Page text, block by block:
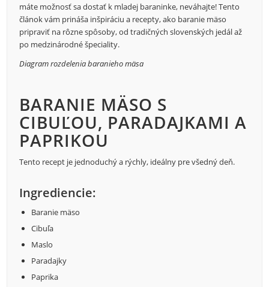
máte možnosť sa dostať k mladej baraninke, neváhajte! Tento
článok vám prináša inšpiráciu a recepty, ako baranie mäso
pripraviť na rôzne spôsoby, od tradičných slovenských jedál až
po medzinárodné špeciality.
Diagram rozdelenia baranieho mäsa
BARANIE MÄSO S
CIBUĽOU, PARADAJKAMI A
PAPRIKOU
Tento recept je jednoduchý a rýchly, ideálny pre všedný deň.
Ingrediencie:
Baranie mäso
Cibuľa
Maslo
Paradajky
Paprika